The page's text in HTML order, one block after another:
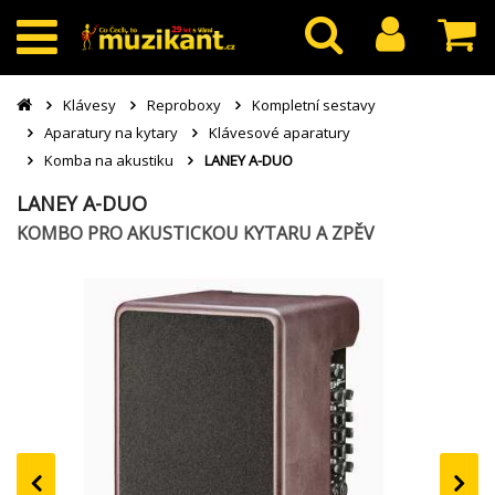
Klávesy Reproboxy
Kompletní sestavy
Aparatury na kytary
Klávesové aparatury
Komba na akustiku
LANEY A-DUO
LANEY A-DUO
KOMBO PRO AKUSTICKOU KYTARU A ZPĚV